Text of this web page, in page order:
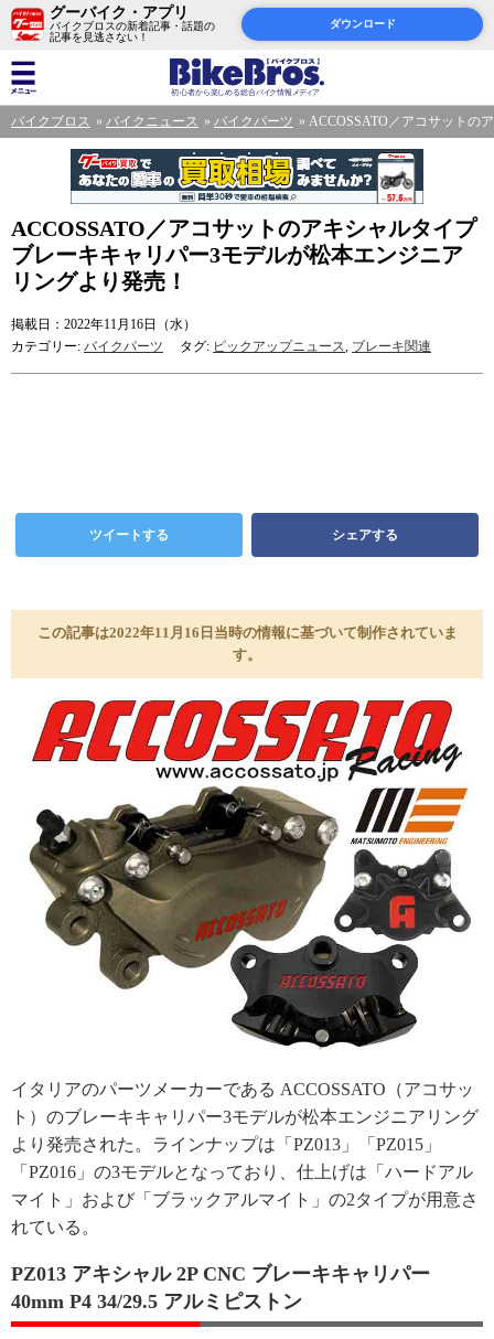
グーバイク・アプリ
バイクブロスの新着記事・話題の
記事を見逃さない！
ダウンロード
バイクブロス バイクニュース バイクパーツ ACCOSSATO／アコサットの
ACCOSSATO／アコサットのアキシャルタイプ
ブレーキキャリパー3モデルが松本エンジニア
リングより発売！
掲載日：2022年11月16日（水）
カテゴリー: バイクパーツ タグ: ピックアップニュース, ブレーキ関連
ツイートする シェアする
この記事は2022年11月16日当時の情報に基づいて制作されていま
す。
イタリアのパーツメーカーである ACCOSSATO（アコサッ
ト）のブレーキキャリパー3モデルが松本エンジニアリング
より発売された。ラインナップは「PZ013」「PZ015」
「PZ016」の3モデルとなっており、仕上げは「ハードアル
マイト」および「ブラックアルマイト」の2タイプが用意さ
れている。
PZ013 アキシャル 2P CNC ブレーキキャリパー
40mm P4 34/29.5 アルミピストン